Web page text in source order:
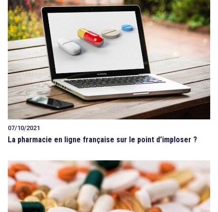
07/10/2021
La pharmacie en ligne française sur le point d’imploser ?